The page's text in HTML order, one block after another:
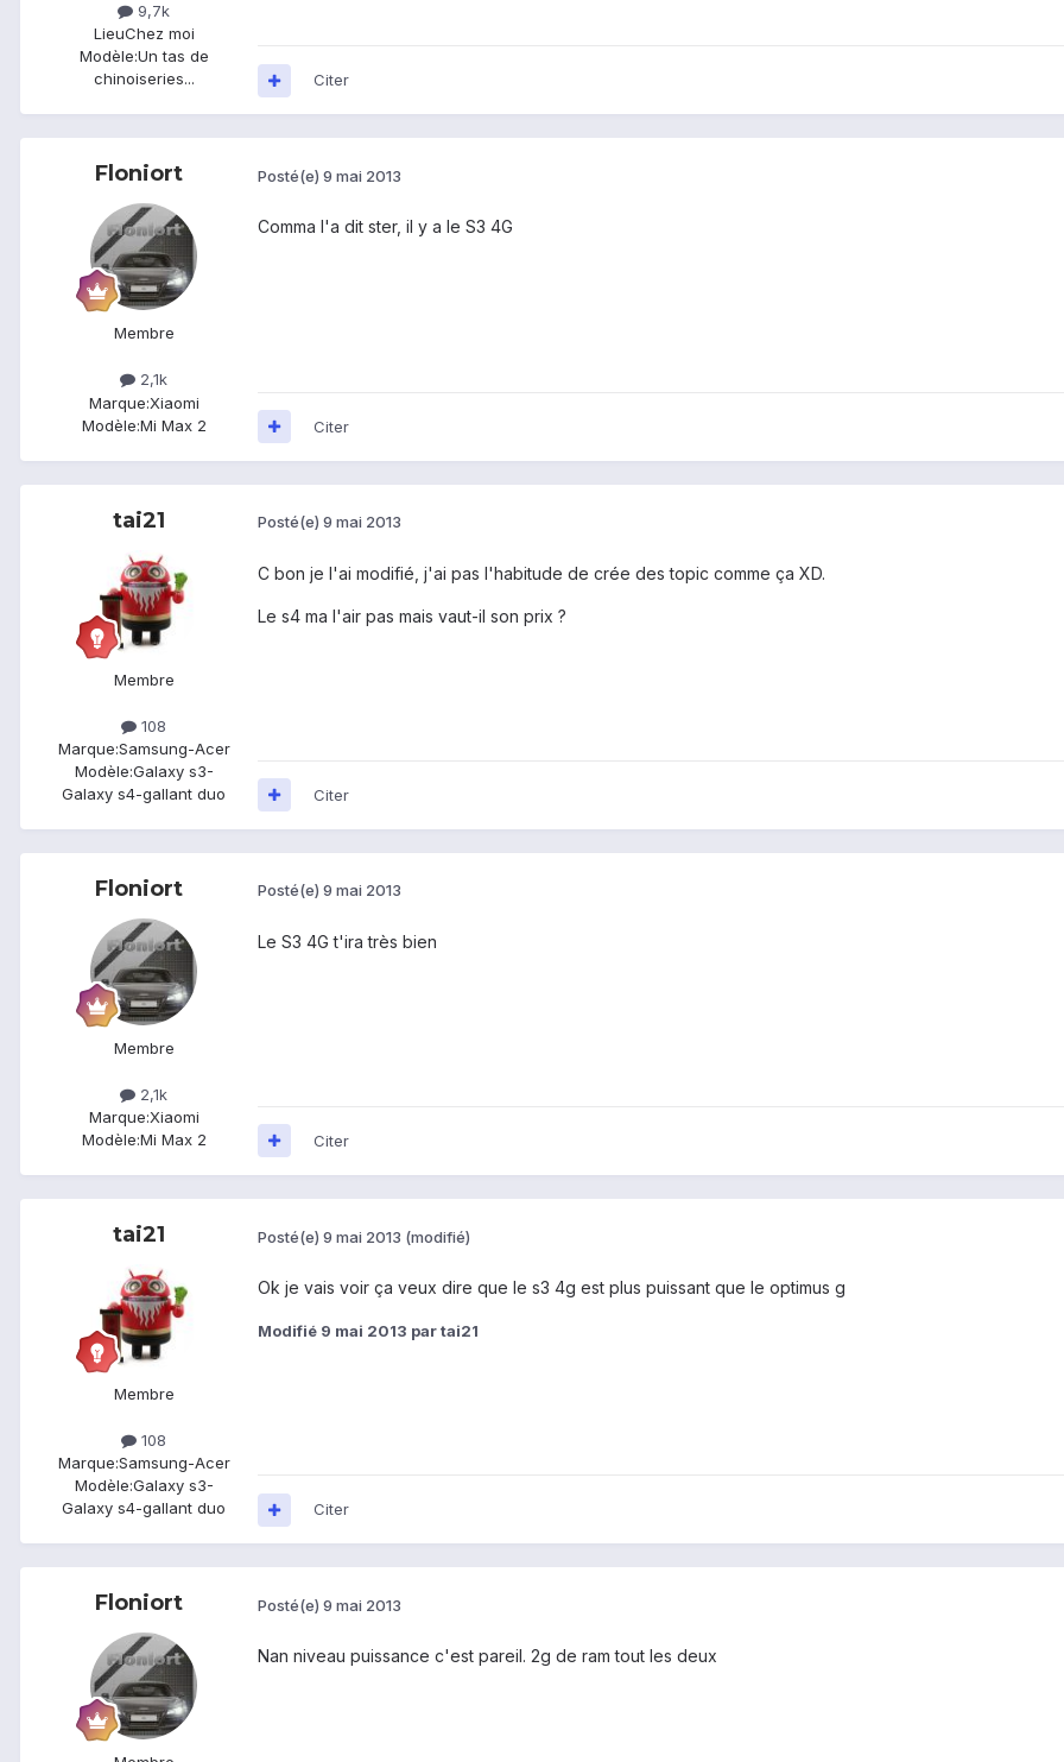
9,7k
LieuChez moi
Modèle:Un tas de
chinoiseries...
Citer
Floniort
Membre
2,1k
Marque:Xiaomi
Modèle:Mi Max 2
Posté(e) 9 mai 2013
Comma l'a dit ster, il y a le S3 4G
Citer
tai21
Membre
108
Marque:Samsung-Acer
Modèle:Galaxy s3-
Galaxy s4-gallant duo
Posté(e) 9 mai 2013
C bon je l'ai modifié, j'ai pas l'habitude de crée des topic comme ça XD.
Le s4 ma l'air pas mais vaut-il son prix ?
Citer
Floniort
Membre
2,1k
Marque:Xiaomi
Modèle:Mi Max 2
Posté(e) 9 mai 2013
Le S3 4G t'ira très bien
Citer
tai21
Membre
108
Marque:Samsung-Acer
Modèle:Galaxy s3-
Galaxy s4-gallant duo
Posté(e) 9 mai 2013 (modifié)
Ok je vais voir ça veux dire que le s3 4g est plus puissant que le optimus g
Modifié 9 mai 2013 par tai21
Citer
Floniort Posté(e) 9 mai 2013
Nan niveau puissance c'est pareil. 2g de ram tout les deux